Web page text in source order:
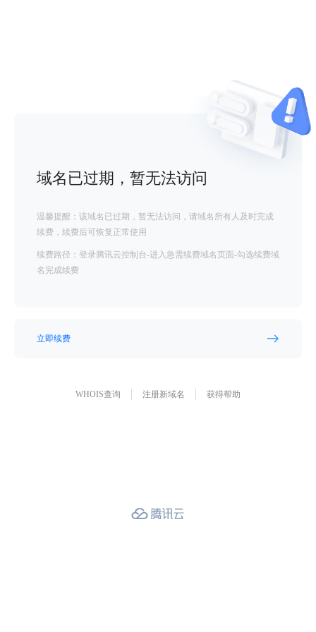
域名已过期，暂无法访问
温馨提醒：该域名已过期，暂无法访问，请域名所有人及时完成
续费，续费后可恢复正常使用
续费路径：登录腾讯云控制台-进入急需续费域名页面-勾选续费域
名完成续费
立即续费
WHOIS查询 注册新域名 获得帮助